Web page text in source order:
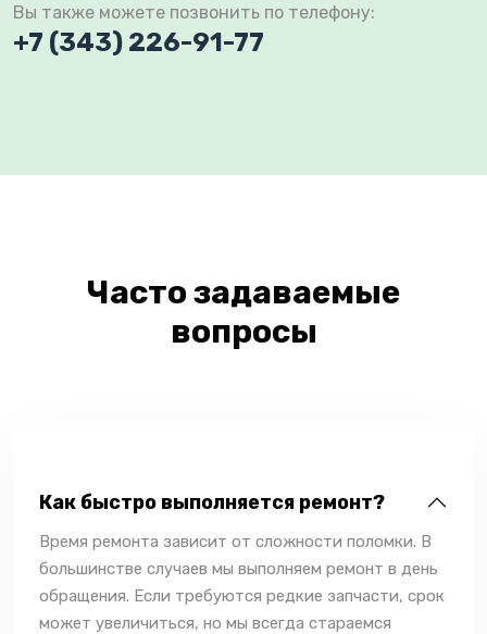
Вы также можете позвонить по телефону:
+7 (343) 226-91-77
Часто задаваемые
вопросы
Как быстро выполняется ремонт?
Время ремонта зависит от сложности поломки. В
большинстве случаев мы выполняем ремонт в день
обращения. Если требуются редкие запчасти, срок
может увеличиться, но мы всегда стараемся